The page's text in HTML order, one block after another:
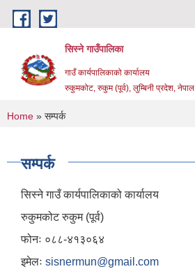
Skip to main content
सिस्ने गाउँपालिका
गाउँ कार्यपालिकाको कार्यालय
रुकुमकोट, रुकुम (पूर्व), लुम्बिनी प्रदेश, नेपाल
You are here
Home » सम्पर्क
सम्पर्क
सिस्ने गाउँ कार्यपालिकाको कार्यालय
रुकुमकोट रुकुम (पूर्व)
फोनः ०८८-४१३०६४
इमेलः sisnermun@gmail.com